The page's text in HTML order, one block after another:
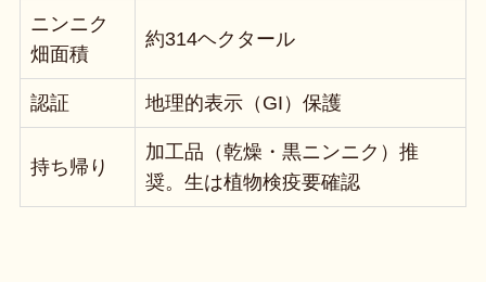
ニンニク
畑面積
約314ヘクタール
認証 地理的表示（GI）保護
持ち帰り
加工品（乾燥・黒ニンニク）推
奨。生は植物検疫要確認